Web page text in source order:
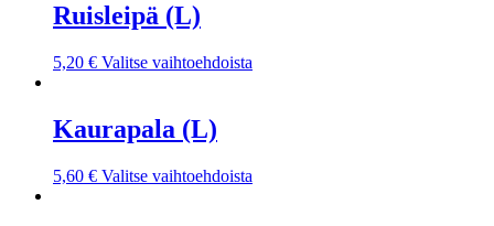
Ruisleipä (L)
5,20 € Valitse vaihtoehdoista
Kaurapala (L)
5,60 € Valitse vaihtoehdoista